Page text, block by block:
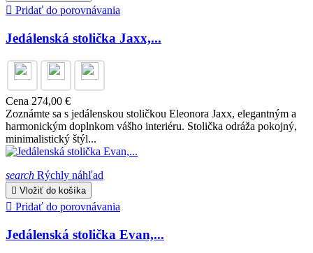
 Pridať do porovnávania
Jedálenská stolička Jaxx,...
Cena 274,00 €
Zoznámte sa s jedálenskou stoličkou Eleonora Jaxx, elegantným a
harmonickým doplnkom vášho interiéru. Stolička odráža pokojný,
minimalistický štýl...
search Rýchly náhľad
 Vložiť do košíka
 Pridať do porovnávania
Jedálenská stolička Evan,...